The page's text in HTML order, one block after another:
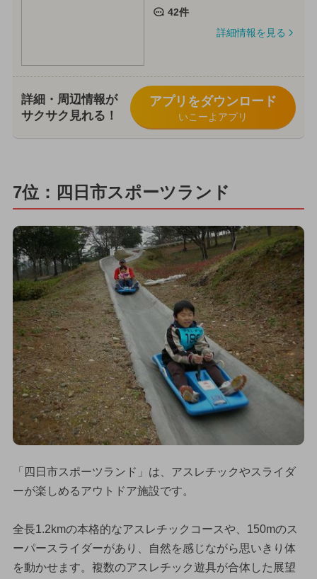
42件
詳細情報を見る
詳細・周辺情報が
サクサク見れる！
アプリをダウンロード
いこーよアプリ
7位：四日市スポーツランド
「四日市スポーツランド」は、アスレチックやスライダ
ーが楽しめるアウトドア施設です。
全長1.2kmの本格的なアスレチックコースや、150mのス
ーパースライダーがあり、自然を感じながら思いきり体
を動かせます。複数のアスレチック遊具が合体した展望